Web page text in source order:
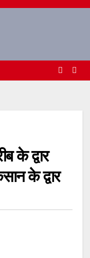
के द्वार
के द्वार